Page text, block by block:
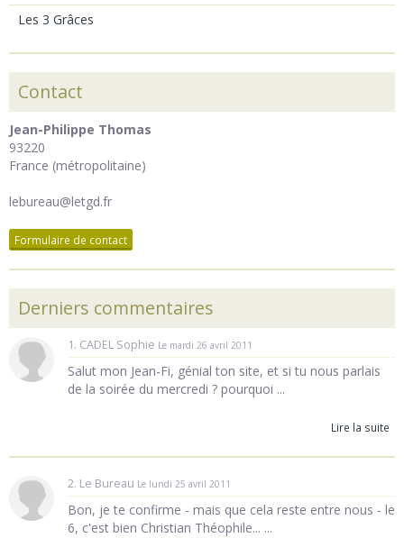
Les 3 Grâces
Contact
Jean-Philippe Thomas
93220
France (métropolitaine)
lebureau@letgd.fr
Formulaire de contact
Derniers commentaires
1. CADEL Sophie Le mardi 26 avril 2011
Salut mon Jean-Fi, génial ton site, et si tu nous parlais
de la soirée du mercredi ? pourquoi ...
Lire la suite
2. Le Bureau Le lundi 25 avril 2011
Bon, je te confirme - mais que cela reste entre nous - le
6, c'est bien Christian Théophile... ...